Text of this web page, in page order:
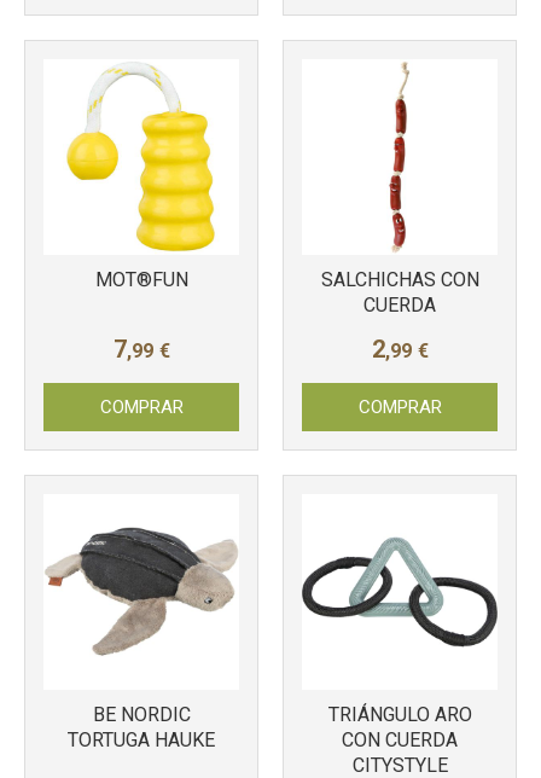
MOT®FUN
7,99 €
COMPRAR
SALCHICHAS CON
CUERDA
2,99 €
COMPRAR
BE NORDIC
TORTUGA HAUKE
TRIÁNGULO ARO
CON CUERDA
CITYSTYLE
Más info
Más info Más info